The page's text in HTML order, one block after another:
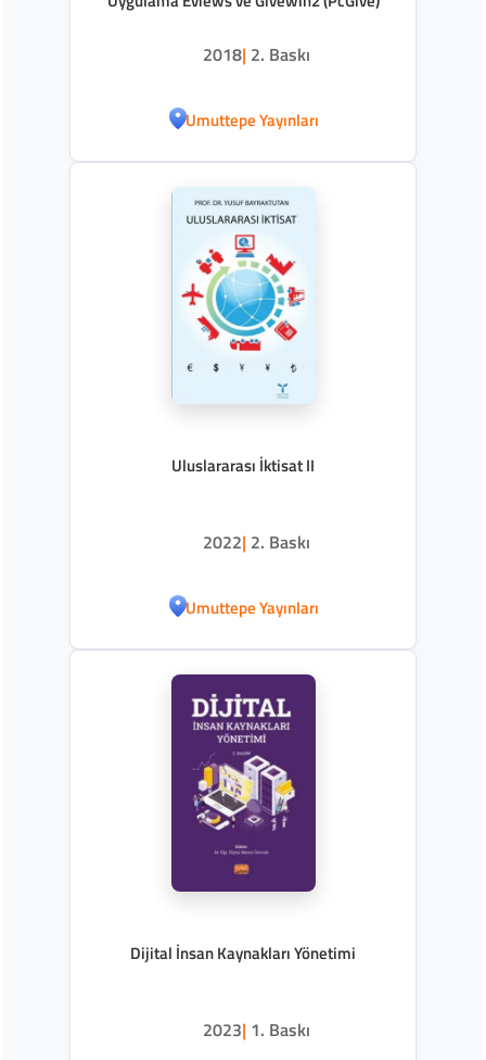
2018| 2. Baskı
Umuttepe Yayınları
Uluslararası İktisat II
2022| 2. Baskı
Umuttepe Yayınları
Dijital İnsan Kaynakları Yönetimi
2023| 1. Baskı